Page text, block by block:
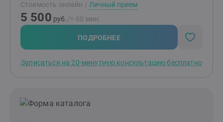
несчастными. Будучи школьником, я прочёл первую
книгу по психологии, и стал лучше понимать мотивы
поведения людей. Психология увлекла меня
навсегда. Когда был студентом, прошел первый
тренинг личностного роста, после чего каждый день
консультации я понял, что не реализую весь свой
развивал сеть эко-магазинов, был наставником у
Стоимость онлайн / Личный прием
5 500 руб. /≈ 60 мин.
ПОДРОБНЕЕ
Записаться на 20-минутную консультацию бесплатно